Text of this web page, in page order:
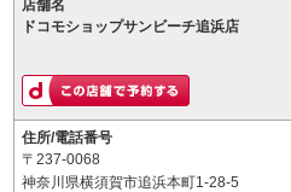
店舗名
ドコモショップサンビーチ追浜店
住所/電話番号
〒237-0068
神奈川県横須賀市追浜本町1-28-5